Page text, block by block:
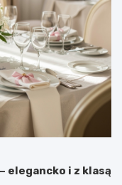
elegancko i z klasą